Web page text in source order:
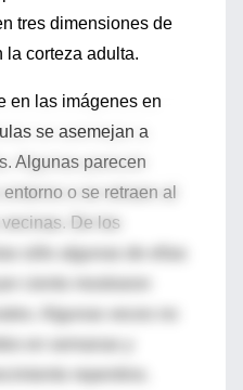
tres dimensiones de
la corteza adulta.
en las imágenes en
se asemejan a
Algunas parecen
o se retraen al
De los
sólo algunas de ellas
Algunas veces no
en semanas y
repentino.